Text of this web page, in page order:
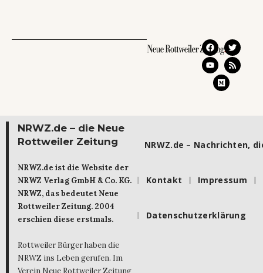
NRWZ.de – die Neue
Rottweiler Zeitung
NRWZ.de ist die Website der
NRWZ Verlag GmbH & Co. KG.
NRWZ, das bedeutet Neue
Rottweiler Zeitung. 2004
erschien diese erstmals.
Rottweiler Bürger haben die
NRWZ ins Leben gerufen. Im
Verein Neue Rottweiler Zeitung
NRWZ.de – Nachrichten,
Kontakt Impressum
Datenschutzerklärung